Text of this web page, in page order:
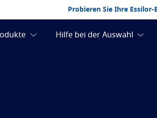
Probieren Sie Ihre